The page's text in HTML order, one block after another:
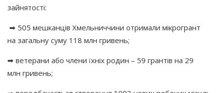
зайнятості:
➡ 505 мешканців Хмельниччини отримали мікрогрант
на загальну суму 118 млн гривень;
➡ ветерани або члени їхніх родин – 59 грантів на 29
млн гривень;